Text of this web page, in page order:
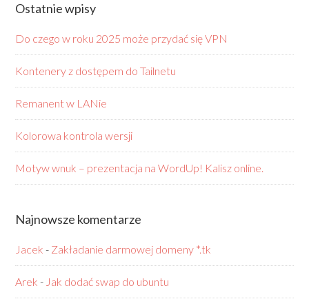
Ostatnie wpisy
Do czego w roku 2025 może przydać się VPN
Kontenery z dostępem do Tailnetu
Remanent w LANie
Kolorowa kontrola wersji
Motyw wnuk – prezentacja na WordUp! Kalisz online.
Najnowsze komentarze
Jacek - Zakładanie darmowej domeny *.tk
Arek - Jak dodać swap do ubuntu